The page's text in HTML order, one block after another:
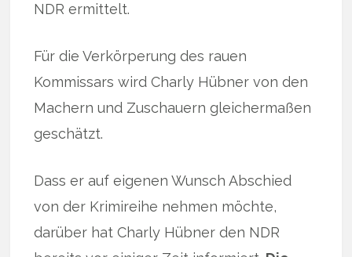
NDR ermittelt.
Für die Verkörperung des rauen
Kommissars wird Charly Hübner von den
Machern und Zuschauern gleichermaßen
geschätzt.
Dass er auf eigenen Wunsch Abschied
von der Krimireihe nehmen möchte,
darüber hat Charly Hübner den NDR